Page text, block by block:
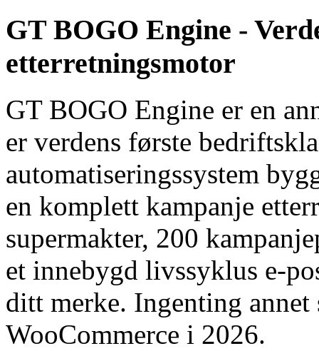
GT BOGO Engine -
etterretningsmotor
GT BOGO Engine er en
er verdens første
automatiseringssystem
en komplett kampanje
supermakter, 200
et innebygd livssyklus e-
ditt merke. Ingenting annet
WooCommerce i 2026.